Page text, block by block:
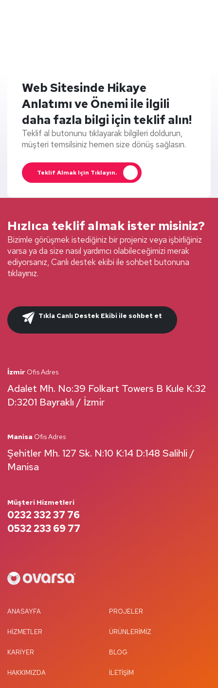
Web Sitesinde Hikaye
Anlatımı ve Önemi ile ilgili
daha fazla bilgi için teklif alın!
Teklif al butonunu tıklayarak bilgileri doldurun,
müşteri temsilsiniz hemen size dönüş sağlasın.
Teklif Almak Için Tıklayın.
Hızlıca teklif almak ister misiniz?
Bizimle görüşmek istediğiniz bir projeniz veya işbirliğiniz
varsa ya da size nasıl yardımcı olabileceğimizi merak
ediyorsanız, Canlı destek ekibi ile sohbet butonuna
tıklayınız.
Tıkla Canlı Destek Ekibi ile sohbet et
İzmir Ofis Adres
Adalet Mh. No:39 Folkart Towers B Kule K:32
D:3201 Bayraklı / İzmir
Manisa Ofis Adres
Şehitler Mh. 127 Sk. N:10 K:14 D:148 Salihli /
Manisa
Müşteri Hizmetleri
0232 332 37 76
0532 233 69 77
ANASAYFA PROJELER
HIZMETLER ÜRÜNLERIMIZ
KARIYER BLOG
HAKKIMIZDA İLETIŞIM